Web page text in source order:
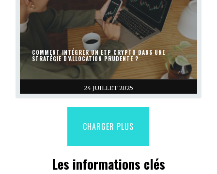
24 JUILLET 2025
COMMENT INTÉGRER UN ETP CRYPTO DANS UNE
STRATÉGIE D’ALLOCATION PRUDENTE ?
CHARGER PLUS
Les informations clés